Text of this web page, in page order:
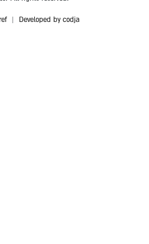
Developed by codja